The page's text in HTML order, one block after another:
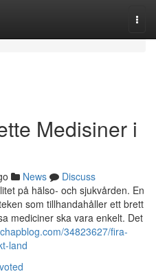
Medisiner i
News
Discuss
på hälso- och sjukvården. En
som tillhandahåller ett brett
mediciner ska vara enkelt. Det
34823627/fira-
land